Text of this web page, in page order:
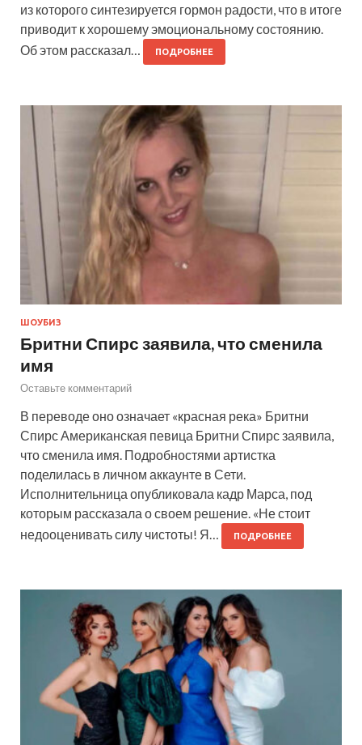
из которого синтезируется гормон радости, что в итоге
приводит к хорошему эмоциональному состоянию.
Об этом рассказал…
ПОДРОБНЕЕ
ШОУБИЗ
Бритни Спирс заявила, что сменила
имя
Оставьте комментарий
В переводе оно означает «красная река» Бритни
Спирс Американская певица Бритни Спирс заявила,
что сменила имя. Подробностями артистка
поделилась в личном аккаунте в Сети.
Исполнительница опубликовала кадр Марса, под
которым рассказала о своем решение. «Не стоит
недооценивать силу чистоты! Я…
ПОДРОБНЕЕ